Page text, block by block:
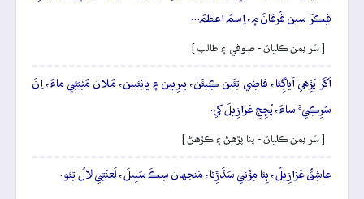
فِڪرَ سين فُرقانَ ۾، اِسمُ اعظمُ…
[ سُر يمن ڪلياڻ - صوفي ۽ طالب ]
اَکَرَ پَڙِهي اَڀاڳِئا، قاضِي ٿِئَين ڪِيئَن، ڀيرِيين ۽ ڀانِئيين، مُلان مُٺِيَئِي ماءُ، اِنَ
سُرِڪِيءَ ساءُ، پُڇِجِ عَزازِيلَ کي.
[ سُر يمن ڪلياڻ - پنا پڙهڻ ۽ ڪڙهڻ ]
عاشِقُ عَزازِيلُ، ٻِئا مِڙَئِي سَڌَڙِئا، مَنجهان سِڪَ سَبِيلَ، لَعنَتِي لالُ ٿِئو.